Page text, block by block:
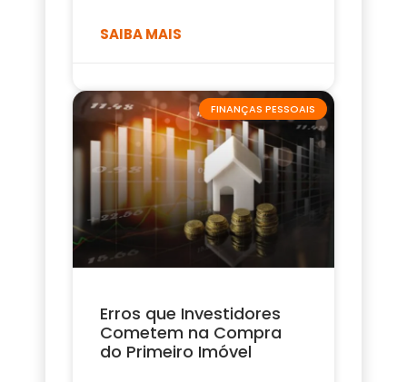
SAIBA MAIS
FINANÇAS PESSOAIS
Erros que Investidores
Cometem na Compra
do Primeiro Imóvel